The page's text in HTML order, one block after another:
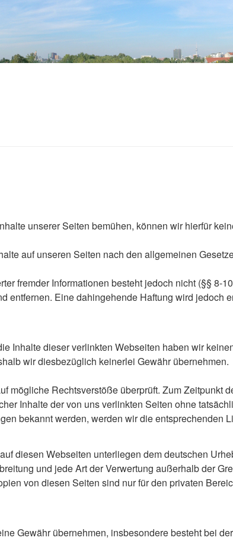
unserer Seiten bemühen, können wir hierfür
auf unseren Seiten nach den allgemeinen
fremder Informationen besteht jedoch nicht (§§ 8-
entfernen. Eine dahingehende Haftung wird jedoch
Inhalte dieser verlinkten Webseiten haben wir
wir diesbezüglich keinerlei Gewähr übernehmen.
mögliche Rechtsverstöße überprüft. Zum Zeitpunkt
Inhalte der von uns verlinkten Seiten ohne
bekannt werden, werden wir die entsprechenden
diesen Webseiten unterliegen dem deutschen
und jede Art der Verwertung außerhalb der
von diesen Seiten sind nur für den privaten
Gewähr übernehmen, insbesondere besteht bei